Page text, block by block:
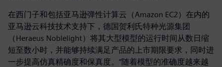
在西门子和包括亚马逊弹性计算云（Amazon EC2）在内的
亚马逊云科技技术支持下，德国贺利氏特种光源集团
（Heraeus Noblelight）将其大型模型的运行时间从数日缩
短至数小时，并能够持续满足产品的上市期限要求，同时进
一步提高仿真精确度和保真度。“随着模型的准确度越来越